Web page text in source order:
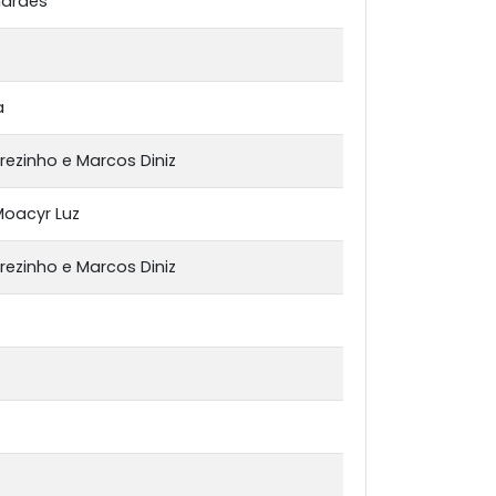
e Marcos Diniz
Luz
e Marcos Diniz